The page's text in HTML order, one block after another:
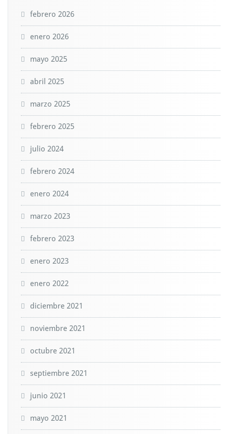
febrero 2026
enero 2026
mayo 2025
abril 2025
marzo 2025
febrero 2025
julio 2024
febrero 2024
enero 2024
marzo 2023
febrero 2023
enero 2023
enero 2022
diciembre 2021
noviembre 2021
octubre 2021
septiembre 2021
junio 2021
mayo 2021